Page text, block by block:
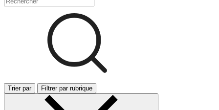
Trier par Filtrer par rubrique